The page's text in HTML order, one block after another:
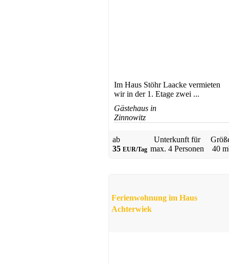
Im Haus Stöhr Laacke vermieten
wir in der 1. Etage zwei ...
Gästehaus in
Zinnowitz
ab
35 EUR/Tag
Unterkunft für
max. 4 Personen
40
Ferienwohnung im Haus
Achterwiek